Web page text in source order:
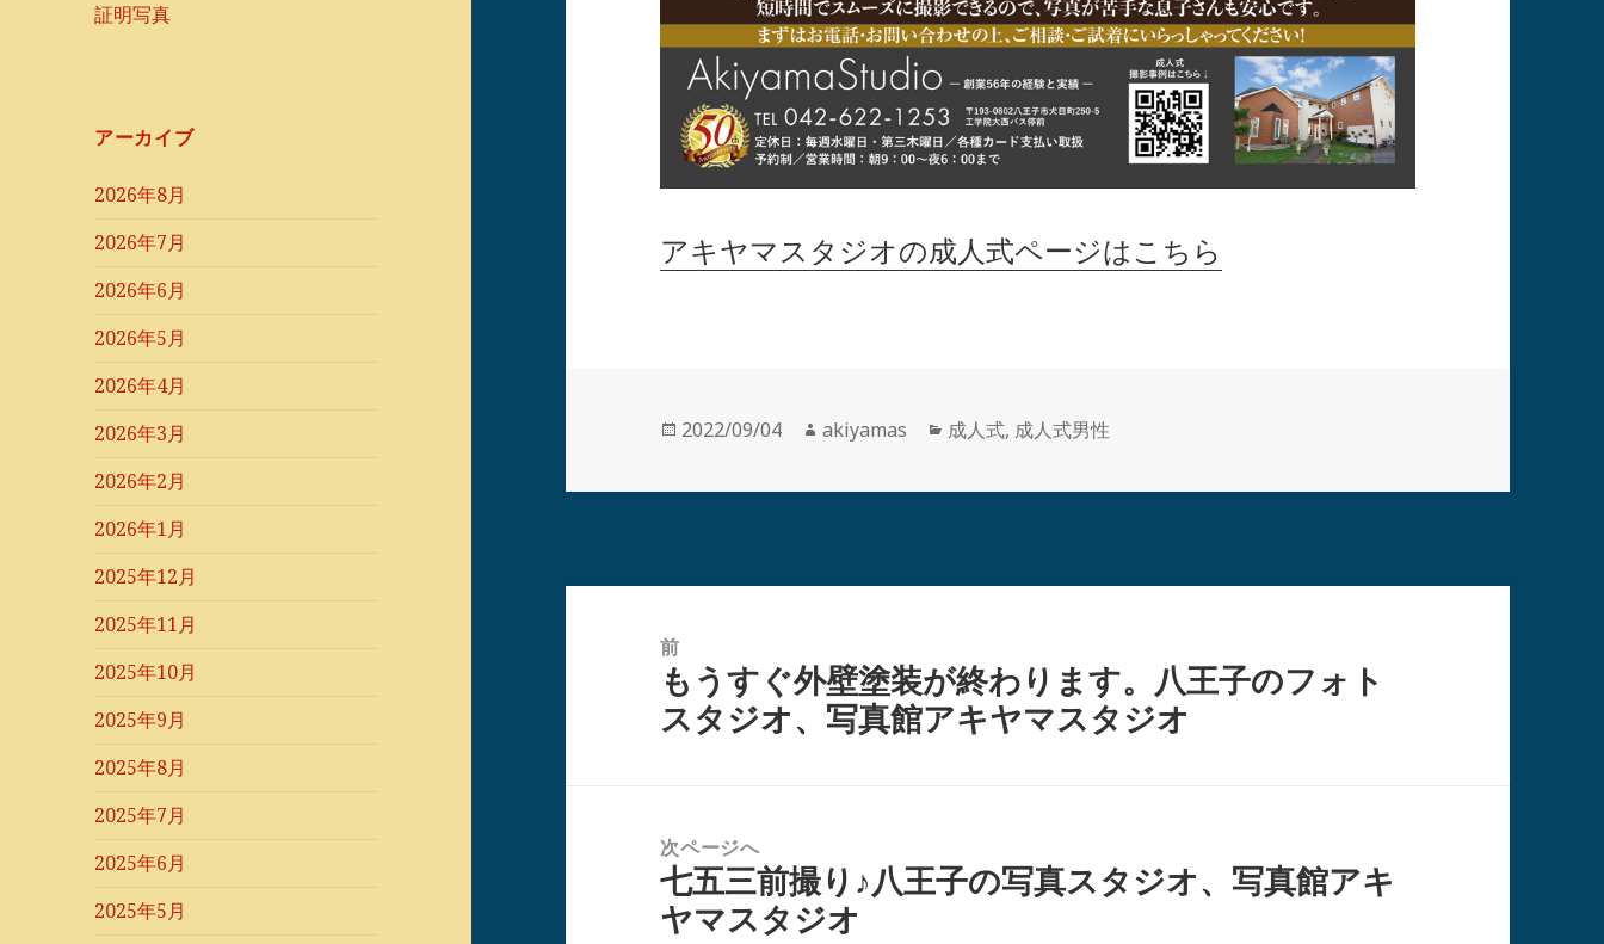
証明写真
アーカイブ
2026年8月
2026年7月
2026年6月
2026年5月
2026年4月
2026年3月
2026年2月
2026年1月
2025年12月
2025年11月
2025年10月
2025年9月
2025年8月
2025年7月
2025年6月
2025年5月
アキヤマスタジオの成人式ページはこちら
投
日:
2022/09/04
作
者
akiyamas
カ
ゴ
成人式, 成人式男性
前
前
の
もうすぐ外壁塗装が終わります。八王子のフォト
スタジオ、写真館アキヤマスタジオ
次ページへ
次
の
七五三前撮り♪八王子の写真スタジオ、写真館アキ
ヤマスタジオ